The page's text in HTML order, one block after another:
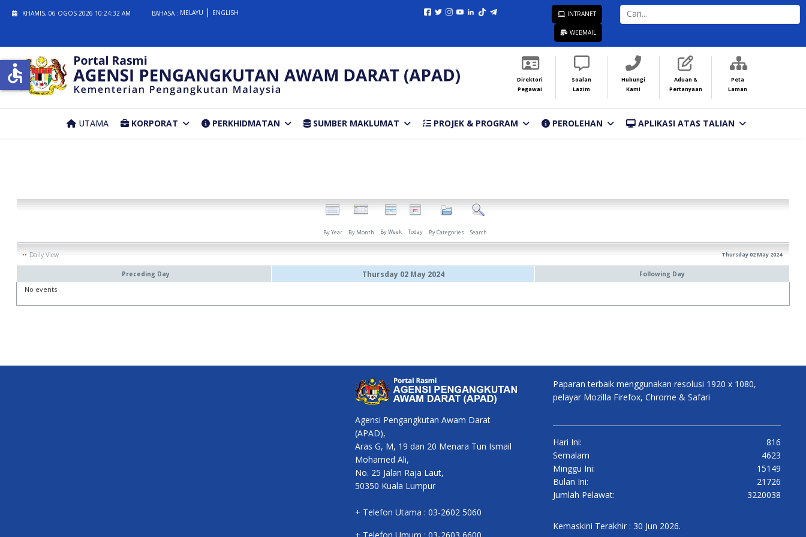
KHAMIS, 06 OGOS 2026 10:24:32 AM BAHASA : MELAYU ENGLISH INTRANET
WEBMAIL
CARI...
Direktori
Pegawai
Soalan
Lazim
Hubungi
Kami
Aduan &
Pertanyaan
Peta
Laman
UTAMA KORPORAT PERKHIDMATAN SUMBER MAKLUMAT PROJEK & PROGRAM PEROLEHAN APLIKASI ATAS TALIAN
By Year By Month By Week Today By Categories Search
Daily View Thursday 02 May 2024
Preceding Day Thursday 02 May 2024 Following Day
No events
Agensi Pengangkutan Awam Darat
(APAD),
Aras G, M, 19 dan 20 Menara Tun Ismail
Mohamed Ali,
No. 25 Jalan Raja Laut,
50350 Kuala Lumpur
+ Telefon Utama : 03-2602 5060
Paparan terbaik menggunakan resolusi 1920 x 1080,
pelayar Mozilla Firefox, Chrome & Safari
Hari Ini:
816
Semalam
4623
Minggu Ini:
15149
Bulan Ini:
21726
Jumlah Pelawat:
3220038
Kemaskini Terakhir : 30 Jun 2026.
accessible